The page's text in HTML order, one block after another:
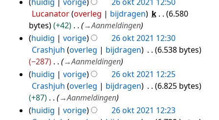
g
t
n
g
v
a
t
t
n
g
b
e
w
r
k
i
n
g
s
Lucanator overleg bijdragen k
6.580
bytes
+42 →Aanmeldingen
huidig
vorige
26 okt 2021 12:30
Crashjuh overleg bijdragen
6.538 bytes
−287
→Aanmeldingen
huidig
vorige
26 okt 2021 12:25
Crashjuh overleg bijdragen
6.825 bytes
+87
→Aanmeldingen
huidig
vorige
26 okt 2021 12:23